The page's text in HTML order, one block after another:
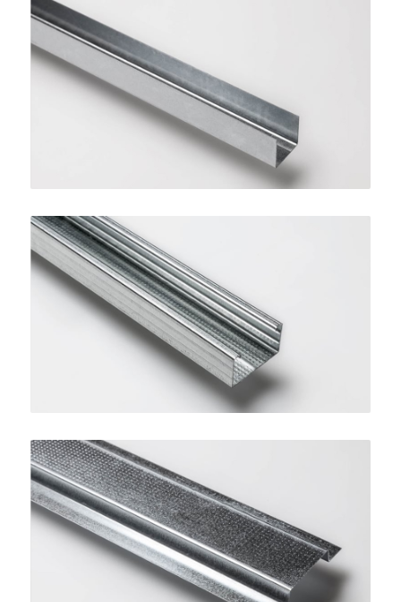
Guida per Controsoffitti
SINIAT
Montante per Controsoffitti
SINIAT
Profilo Omega 15
SINIAT